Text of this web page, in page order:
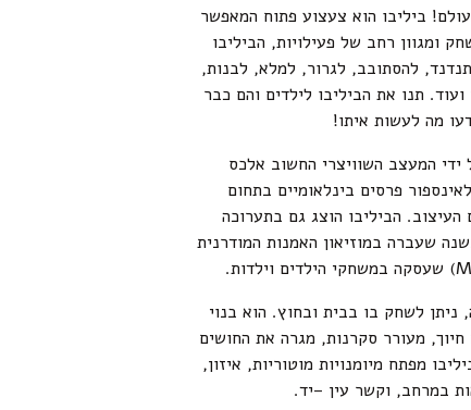
ביליבו הוא צעצוע פתוח המאפשר
ומגוון רחב של פעילויות, הביליבו
להסתובב, לגרור, למלא, לבנות,
תנו את הביליבו לילדים והם כבר
מה לעשות איתו!
ידי המעצב השוויצרי החשוב אלכס
פרסים בינלאומיים בתחום
העיצוב. הביליבו הוצג גם בתערוכה
שעברה במוזיאון האמנות המודרנית
ניתן לשחק בו בבית ובחוץ. הוא בנוי
חיוך, מעורר סקרנות, מגרה את החושים
מפתח מיומנויות מוטוריות, איזון,
במרחב, וקשר עין –יד.